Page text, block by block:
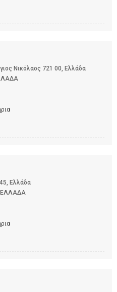
Νικόλαος 721 00, Ελλάδα
Ελλάδα
ΕΛΛΑΔΑ